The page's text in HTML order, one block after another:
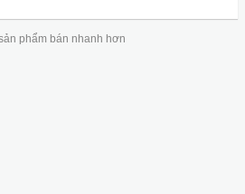
phẩm bán nhanh hơn